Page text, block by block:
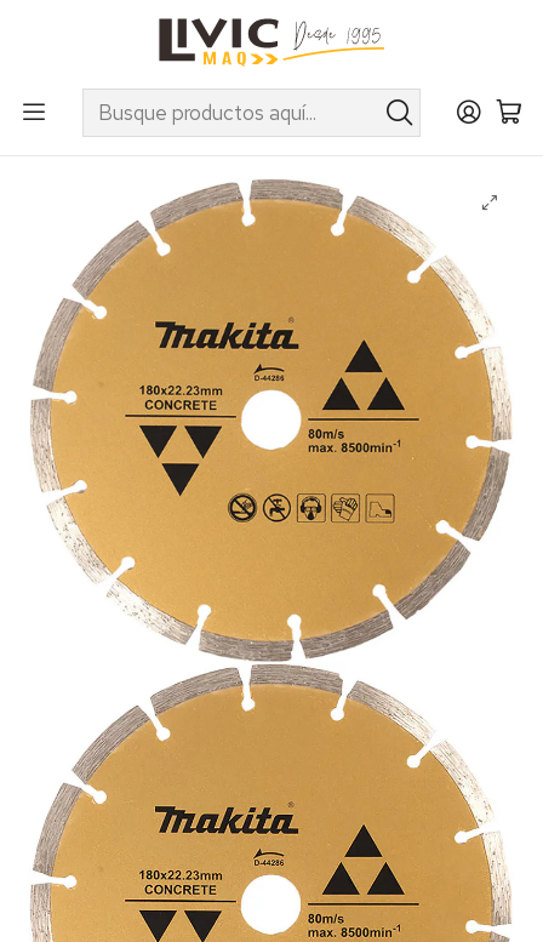
UTILIZA EL CUPÓN "INVIERNO10" EN PRODUCTOS SELECCIONADOS
Makita
Disco Diamantado Corte Hormigón Segmentado
P/Concreto 7" x 22.23mm Makita